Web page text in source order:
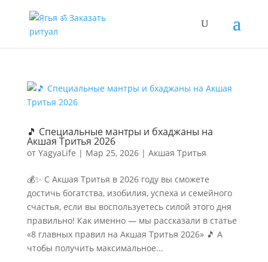
🎵 Специальные мантры и бхаджаны на
Акшая Тритья 2026
от YagyaLife | Мар 25, 2026| Акшая Тритья
💰✨ С Акшая Тритья в 2026 году вы сможете
достичь богатства, изобилия, успеха и семейного
счастья, если вы воспользуетесь силой этого дня
правильно! Как именно — мы рассказали в статье
«8 главных правил на Акшая Тритья 2026» 🎵 А
чтобы получить максимальное...